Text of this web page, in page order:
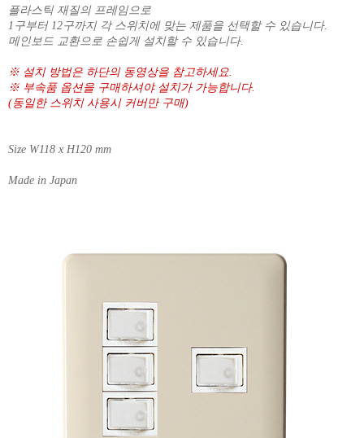
플라스틱 재질의 프레임으로
1구부터 12구까지 각 스위치에 맞는 제품을 선택할 수 있습니다.
메인보드 교환으로 손쉽게 설치할 수 있습니다.
※ 설치 방법은 하단의 동영상을 참고하세요.
※ 부속품 옵션을 구매하셔야 설치가 가능합니다.
(동일한 스위치 사용시 커버만 구매)
Size W118 x H120 mm
Made in Japan